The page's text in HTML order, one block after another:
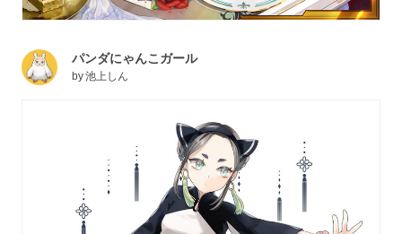
パンダにゃんこガール
by池上しん